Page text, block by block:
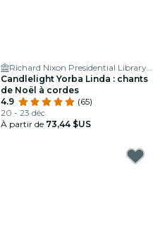
Richard Nixon Presidential Library & Museum
Candlelight Yorba Linda : chants
de Noël à cordes
4.9
(65)
20 - 23 déc.
À partir de 73,44 $US